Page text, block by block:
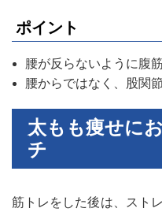
ポイント
腰が反らないように腹
腰からではなく、股関
太もも痩せに
チ
筋トレをした後は、スト